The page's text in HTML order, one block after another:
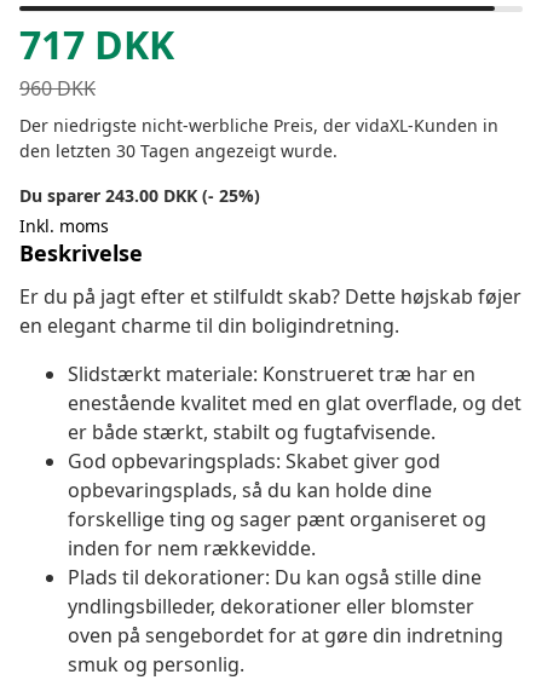
717 DKK
960DKK
Der niedrigste nicht-werbliche Preis, der vidaXL-Kunden in
den letzten 30 Tagen angezeigt wurde.
Du sparer 243.00 DKK (- 25%)
Inkl. moms
Beskrivelse
Er du på jagt efter et stilfuldt skab? Dette højskab føjer
en elegant charme til din boligindretning.
Slidstærkt materiale: Konstrueret træ har en
enestående kvalitet med en glat overflade, og det
er både stærkt, stabilt og fugtafvisende.
God opbevaringsplads: Skabet giver god
opbevaringsplads, så du kan holde dine
forskellige ting og sager pænt organiseret og
inden for nem rækkevidde.
Plads til dekorationer: Du kan også stille dine
yndlingsbilleder, dekorationer eller blomster
oven på sengebordet for at gøre din indretning
smuk og personlig.